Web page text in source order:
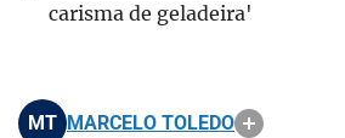
carisma de geladeira'
MT MARCELO TOLEDO